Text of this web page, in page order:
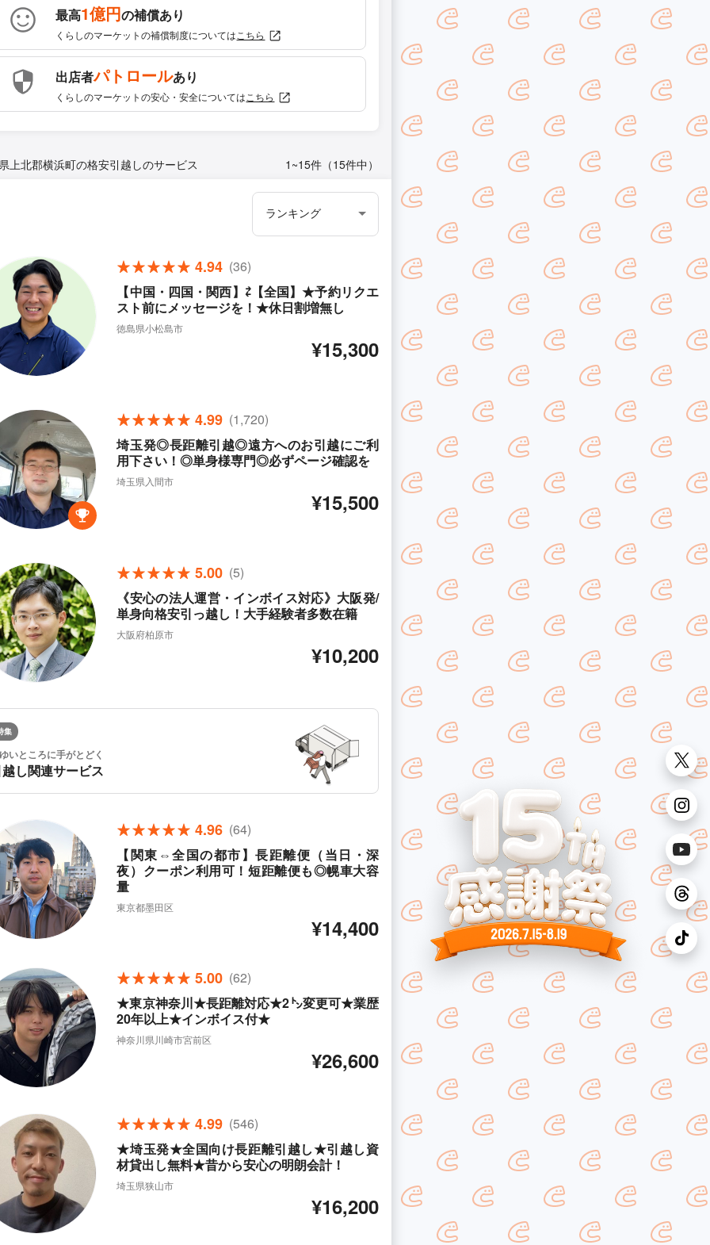
最高1億円の補償あり
くらしのマーケットの補償制度については こちら
出店者パトロールあり
くらしのマーケットの安心・安全については こちら
上北郡横浜町の格安引越しのサービス 1~15件（15件中）
4.94 (36)
【中国・四国・関西】⇄【全国】★予約リクエ
スト前にメッセージを！★休日割増無し
徳島県小松島市
¥15,300
4.99 (1,720)
埼玉発◎長距離引越◎遠方へのお引越にご利
用下さい！◎単身様専門◎必ずページ確認を
埼玉県入間市
¥15,500
5.00 (5)
《安心の法人運営・インボイス対応》大阪発/
単身向格安引っ越し！大手経験者多数在籍
大阪府柏原市
¥10,200
集
いところに手がとどく
し関連サービス
4.96 (64)
【関東⇔全国の都市】長距離便（当日・深
夜）クーポン利用可！短距離便も◎幌車大容
量
東京都墨田区
¥14,400
5.00 (62)
★東京神奈川★長距離対応★2㌧変更可★業歴
20年以上★インボイス付★
神奈川県川崎市宮前区
¥26,600
4.99 (546)
★埼玉発★全国向け長距離引越し★引越し資
材貸出し無料★昔から安心の明朗会計！
埼玉県狭山市
¥16,200